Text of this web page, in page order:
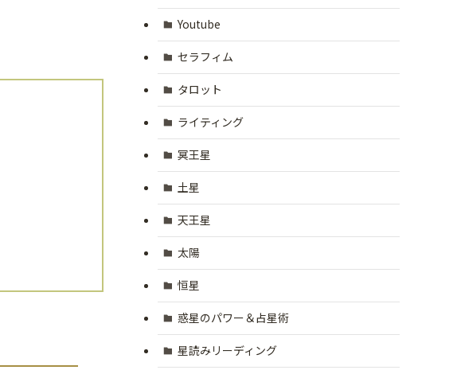
Youtube
セラフィム
タロット
ライティング
冥王星
土星
天王星
太陽
恒星
惑星のパワー＆占星術
星読みリーディング